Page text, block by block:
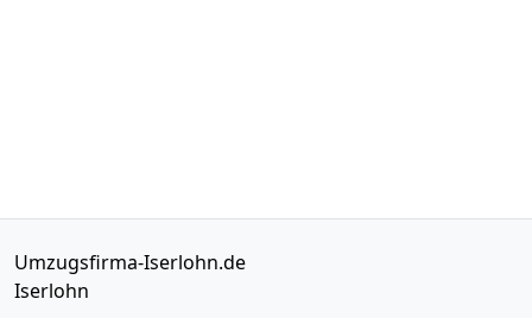
Umzugsfirma-Iserlohn.de
Iserlohn